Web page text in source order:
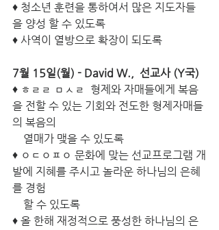
♦ 청소년 훈련을 통하여서 많은 지도자들
을 양성 할 수 있도록
♦ 사역이 열방으로 확장이 되도록
7월 15일(월) - David W.,  선교사 (Y국)
♦ ㅎㄹㄹ ㅁㅅㄹ  형제와 자매들에게 복음
을 전할 수 있는 기회와 전도한 형제자매들
의 복음의
    열매가 맺을 수 있도록
♦ ㅇㄷㅇㅍㅇ 문화에 맞는 선교프로그램 개
발에 지혜를 주시고 놀라운 하나님의 은혜
를 경험
    할 수 있도록
♦ 올 한해 재정적으로 풍성한 하나님의 은